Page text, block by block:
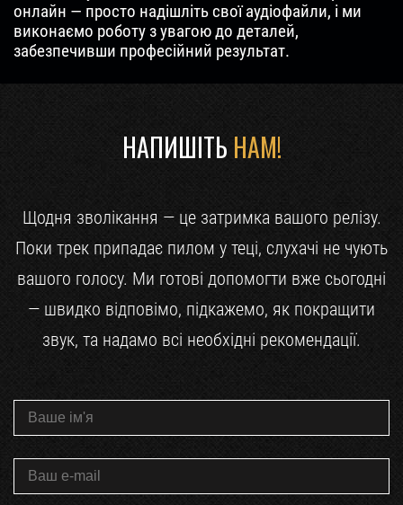
онлайн — просто надішліть свої аудіофайли, і ми
виконаємо роботу з увагою до деталей,
забезпечивши професійний результат.
НАПИШІТЬ НАМ!
Щодня зволікання — це затримка вашого релізу.
Поки трек припадає пилом у теці, слухачі не чують
вашого голосу. Ми готові допомогти вже сьогодні
— швидко відповімо, підкажемо, як покращити
звук, та надамо всі необхідні рекомендації.